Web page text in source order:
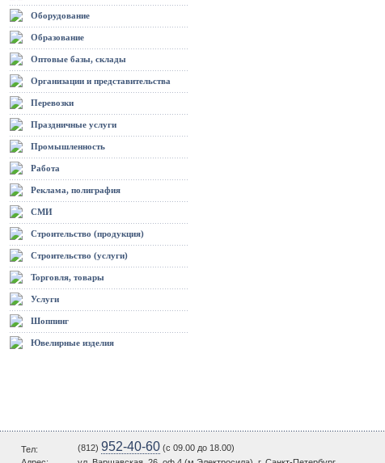
Оборудование
Образование
Оптовые базы, склады
Организации и представительства
Перевозки
Праздничные услуги
Промышленность
Работа
Реклама, полиграфия
СМИ
Строительство (продукция)
Строительство (услуги)
Торговля, товары
Услуги
Шоппинг
Ювелирные изделия
Тел: (812) 952-40-60 (c 09.00 до 18.00)